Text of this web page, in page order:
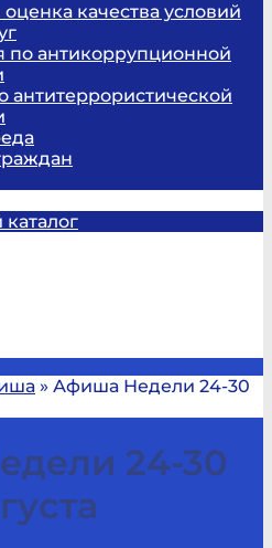
качества условий
по антикоррупционной
антитеррористической
» Афиша Недели 24-30
24-30